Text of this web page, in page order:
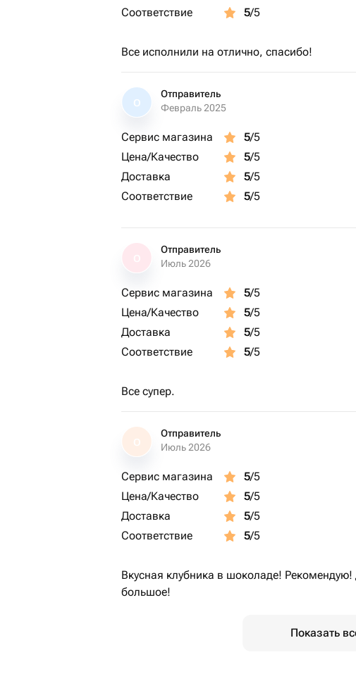
Соответствие
5/5
Все исполнили на отлично, спасибо!
О
Отправитель
Февраль 2025
Сервис магазина 5/5
Цена/Качество
5/5
Доставка
5/5
Соответствие
5/5
Отправитель
Июль 2026
Сервис магазина 5/5
Цена/Качество
5/5
Доставка
5/5
Соответствие
5/5
Все супер.
О
Отправитель
Июль 2026
Сервис магазина 5/5
Цена/Качество
5/5
Доставка
5/5
Соответствие
5/5
Вкусная клубника в шоколаде!
большое!
Показать